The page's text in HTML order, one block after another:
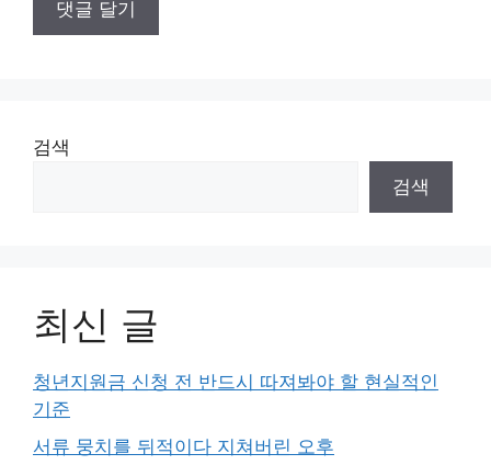
검색
검색
최신 글
청년지원금 신청 전 반드시 따져봐야 할 현실적인
기준
서류 뭉치를 뒤적이다 지쳐버린 오후